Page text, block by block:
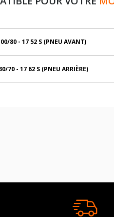
80 - 17 52 S (PNEU AVANT)
70 - 17 62 S (PNEU ARRIÈRE)